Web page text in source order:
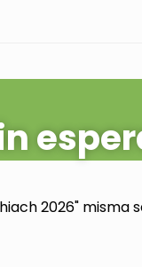
2026" misma